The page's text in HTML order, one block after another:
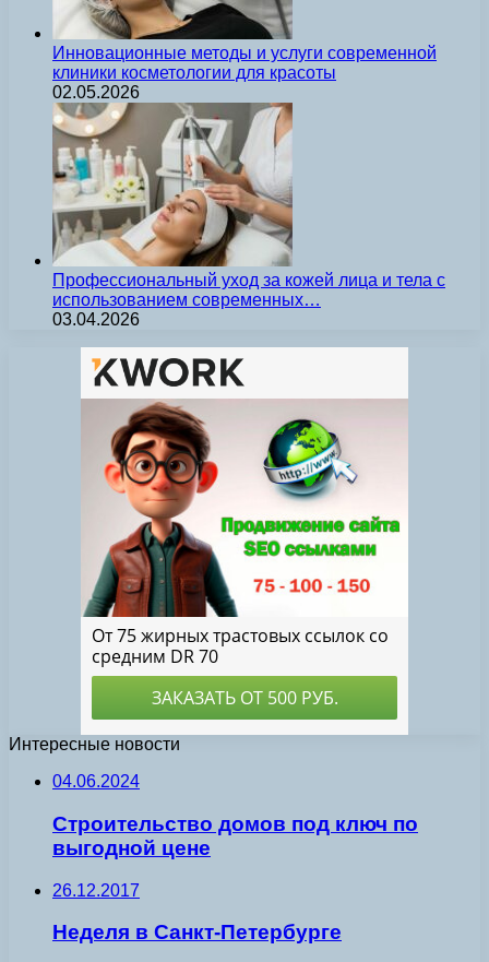
Инновационные методы и услуги современной
клиники косметологии для красоты
02.05.2026
Профессиональный уход за кожей лица и тела с
использованием современных…
03.04.2026
Интересные новости
04.06.2024
Строительство домов под ключ по
выгодной цене
26.12.2017
Неделя в Санкт-Петербурге